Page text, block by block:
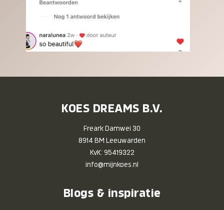
KOES DREAMS B.V.
Freark Damwei 30
8914 BM Leeuwarden
KvK: 95419322
info@mijnkoes.nl
Blogs & inspiratie